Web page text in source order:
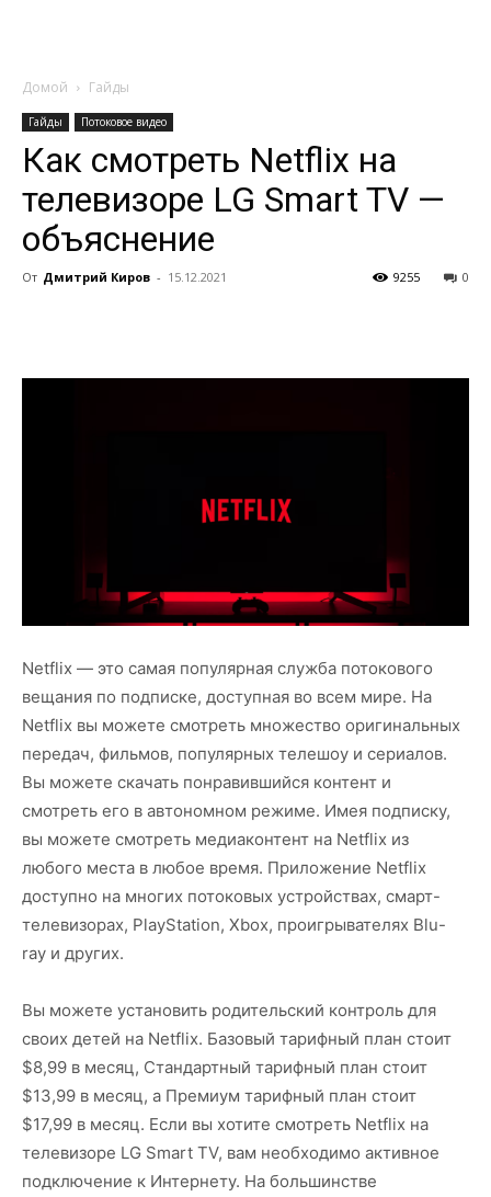
Домой Гайды
Гайды Потоковое видео
Как смотреть Netflix на
телевизоре LG Smart TV —
объяснение
От Дмитрий Киров - 15.12.2021 0
9255
Netflix — это самая популярная служба потокового
вещания по подписке, доступная во всем мире. На
Netflix вы можете смотреть множество оригинальных
передач, фильмов, популярных телешоу и сериалов.
Вы можете скачать понравившийся контент и
смотреть его в автономном режиме. Имея подписку,
вы можете смотреть медиаконтент на Netflix из
любого места в любое время. Приложение Netflix
доступно на многих потоковых устройствах, смарт-
телевизорах, PlayStation, Xbox, проигрывателях Blu-
ray и других.
Вы можете установить родительский контроль для
своих детей на Netflix. Базовый тарифный план стоит
$8,99 в месяц, Стандартный тарифный план стоит
$13,99 в месяц, а Премиум тарифный план стоит
$17,99 в месяц. Если вы хотите смотреть Netflix на
телевизоре LG Smart TV, вам необходимо активное
подключение к Интернету. На большинстве